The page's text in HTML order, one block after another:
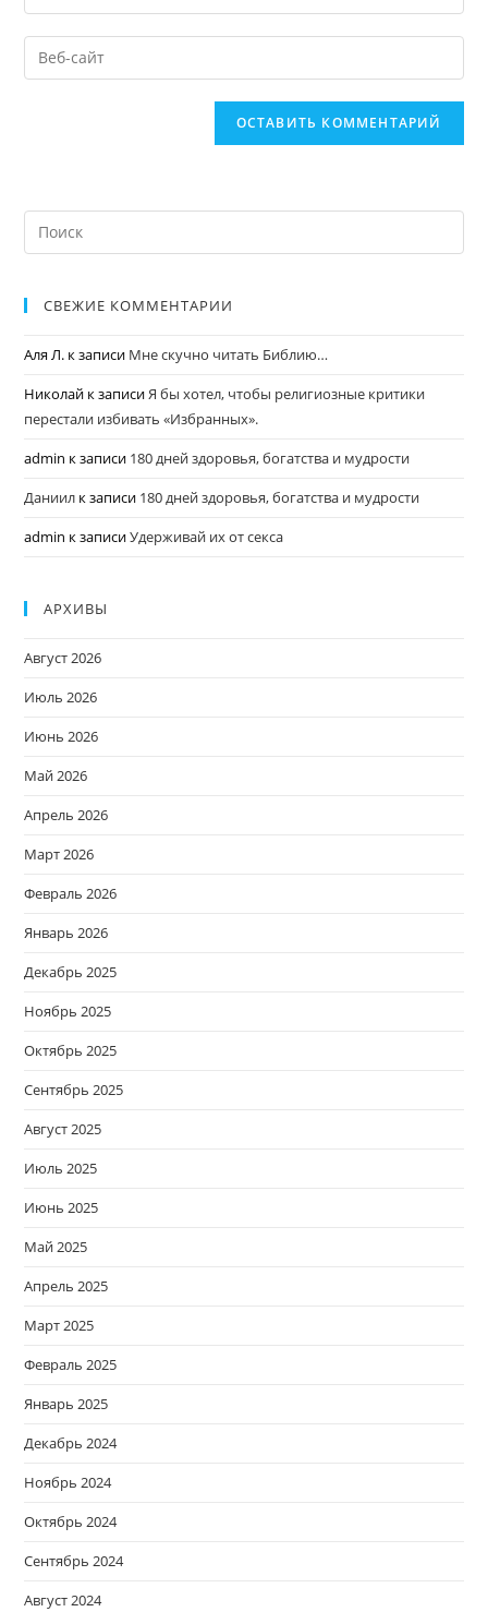
СВЕЖИЕ КОММЕНТАРИИ
Аля Л. к записи Мне скучно читать Библию…
Николай к записи Я бы хотел, чтобы религиозные критики
перестали избивать «Избранных».
admin к записи 180 дней здоровья, богатства и мудрости
Даниил к записи 180 дней здоровья, богатства и мудрости
admin к записиУдерживай их от секса
АРХИВЫ
Август 2026
Июль 2026
Июнь 2026
Май 2026
Апрель 2026
Март 2026
Февраль 2026
Январь 2026
Декабрь 2025
Ноябрь 2025
Октябрь 2025
Сентябрь 2025
Август 2025
Июль 2025
Июнь 2025
Май 2025
Апрель 2025
Март 2025
Февраль 2025
Январь 2025
Декабрь 2024
Ноябрь 2024
Октябрь 2024
Сентябрь 2024
Август 2024